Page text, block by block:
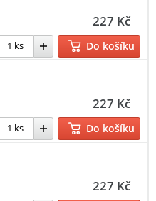
227 Kč
Do košíku
227 Kč
Do košíku
227 Kč